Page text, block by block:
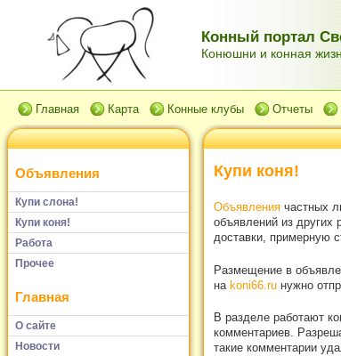
Конный портал
Конюшни и конная
Главная Карта Конные клубы Отчеты
Объявления
Купи слона!
Купи коня!
Работа
Прочее
Главная
О сайте
Новости
Купи коня!
Объявления частных
объявлений из других
доставки, примерную
Размещение в
на koni66.ru нужно
В разделе работают
комментариев.
такие комментарии